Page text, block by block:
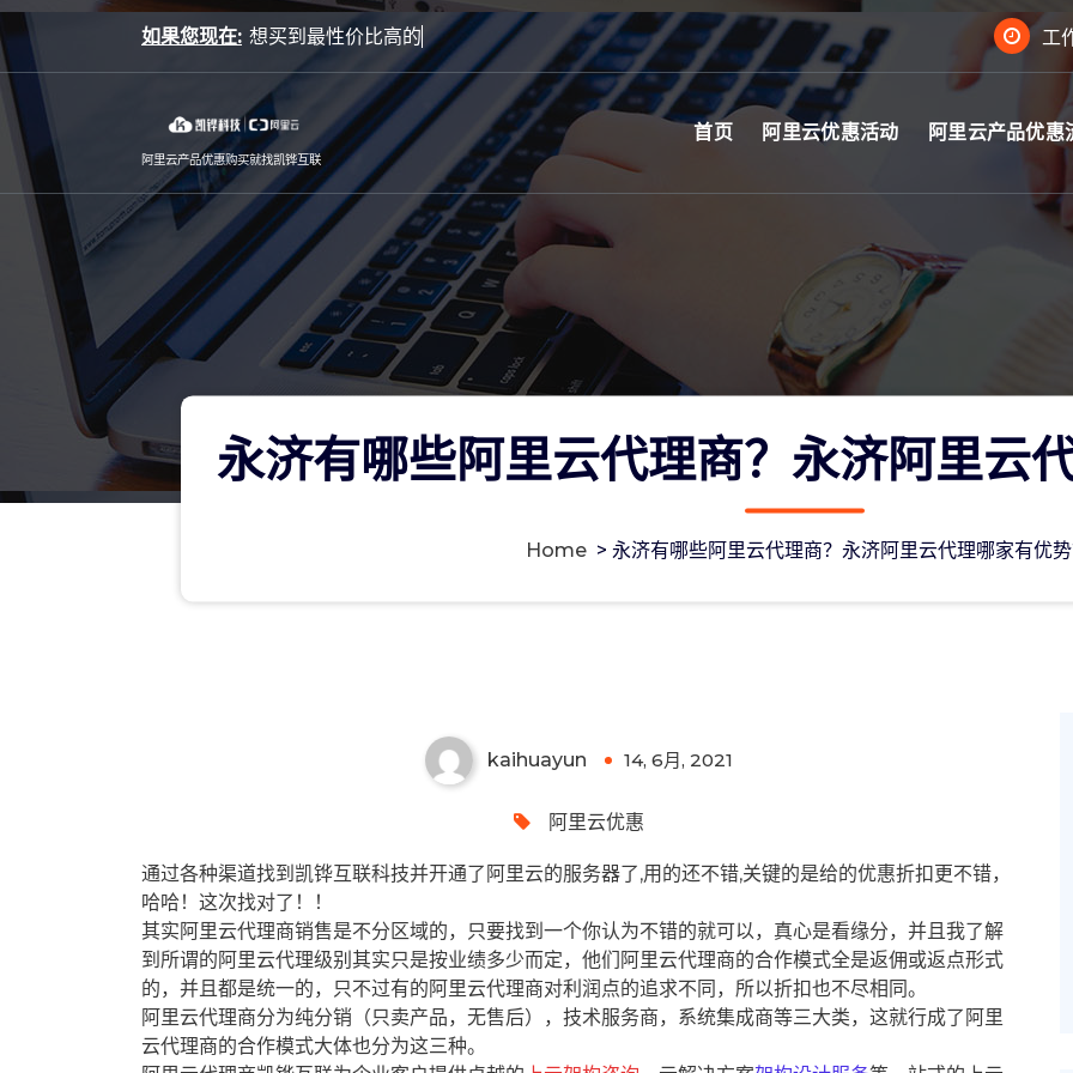
Skip
to
content
如果您现在: 对阿 工
阿里云产品优惠购买就找凯铧互联
首页 阿里云优惠活动 阿里云产品优惠
永济有哪些阿里云代理商？永济阿里云
Home > 永济有哪些阿里云代理商？永济阿里云代理哪家有优
kaihuayun 14, 6月, 2021
阿里云优惠
通过各种渠道找到凯铧互联科技并开通了阿里云的服务器了,用的还不错,关键的是给的优惠折扣更不错，
哈哈！这次找对了！！
其实阿里云代理商销售是不分区域的，只要找到一个你认为不错的就可以，真心是看缘分，并且我了解
到所谓的阿里云代理级别其实只是按业绩多少而定，他们阿里云代理商的合作模式全是返佣或返点形式
的，并且都是统一的，只不过有的阿里云代理商对利润点的追求不同，所以折扣也不尽相同。
阿里云代理商分为纯分销（只卖产品，无售后），技术服务商，系统集成商等三大类，这就行成了阿里
云代理商的合作模式大体也分为这三种。